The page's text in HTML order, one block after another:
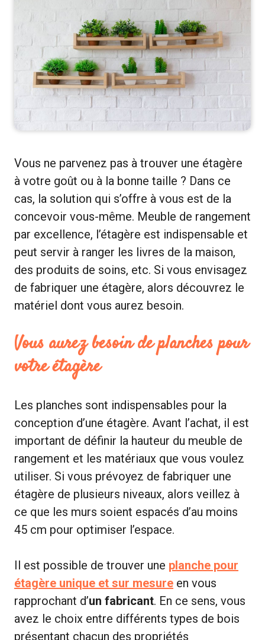
Vous ne parvenez pas à trouver une étagère
à votre goût ou à la bonne taille ? Dans ce
cas, la solution qui s’offre à vous est de la
concevoir vous-même. Meuble de rangement
par excellence, l’étagère est indispensable et
peut servir à ranger les livres de la maison,
des produits de soins, etc. Si vous envisagez
de fabriquer une étagère, alors découvrez le
matériel dont vous aurez besoin.
Vous aurez besoin de planches pour
votre étagère
Les planches sont indispensables pour la
conception d’une étagère. Avant l’achat, il est
important de définir la hauteur du meuble de
rangement et les matériaux que vous voulez
utiliser. Si vous prévoyez de fabriquer une
étagère de plusieurs niveaux, alors veillez à
ce que les murs soient espacés d’au moins
45 cm pour optimiser l’espace.
Il est possible de trouver une planche pour
étagère unique et sur mesure en vous
rapprochant d’un fabricant. En ce sens, vous
avez le choix entre différents types de bois
présentant chacun des propriétés